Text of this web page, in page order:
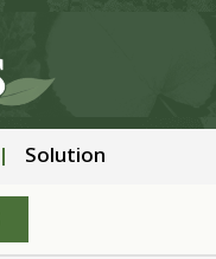
Solution